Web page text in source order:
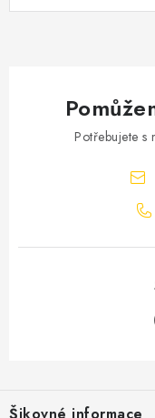
Potřebujete s
á
Šikovné informace